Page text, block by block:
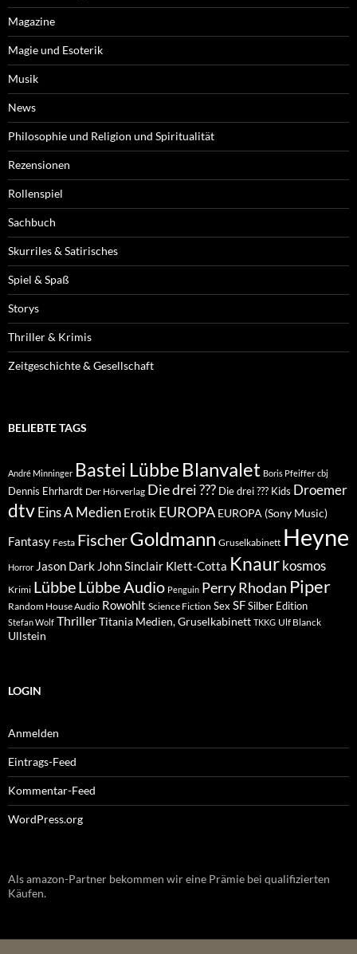
Magazine
Magie und Esoterik
Musik
News
Philosophie und Religion und Spiritualität
Rezensionen
Rollenspiel
Sachbuch
Skurriles & Satirisches
Spiel & Spaß
Storys
Thriller & Krimis
Zeitgeschichte & Gesellschaft
BELIEBTE TAGS
André Minninger Bastei Lübbe Blanvalet Boris Pfeiffer cbj
Dennis Ehrhardt Der Hörverlag Die drei ??? Die drei ??? Kids Droemer
dtvEins A Medien Erotik EUROPA EUROPA (Sony Music)
Fantasy Festa FischerGoldmann Gruselkabinett Heyne
Horror Jason Dark John Sinclair Klett-Cotta Knaur kosmos
Krimi LübbeLübbe Audio Penguin Perry Rhodan Piper
Random House Audio Rowohlt Science Fiction Sex SFSilber Edition
Stefan Wolf ThrillerTitania Medien, Gruselkabinett TKKG Ulf Blanck
Ullstein
LOGIN
Anmelden
Eintrags-Feed
Kommentar-Feed
WordPress.org
Als amazon-Partner bekommen wir eine Prämie bei qualifizierten
Käufen.